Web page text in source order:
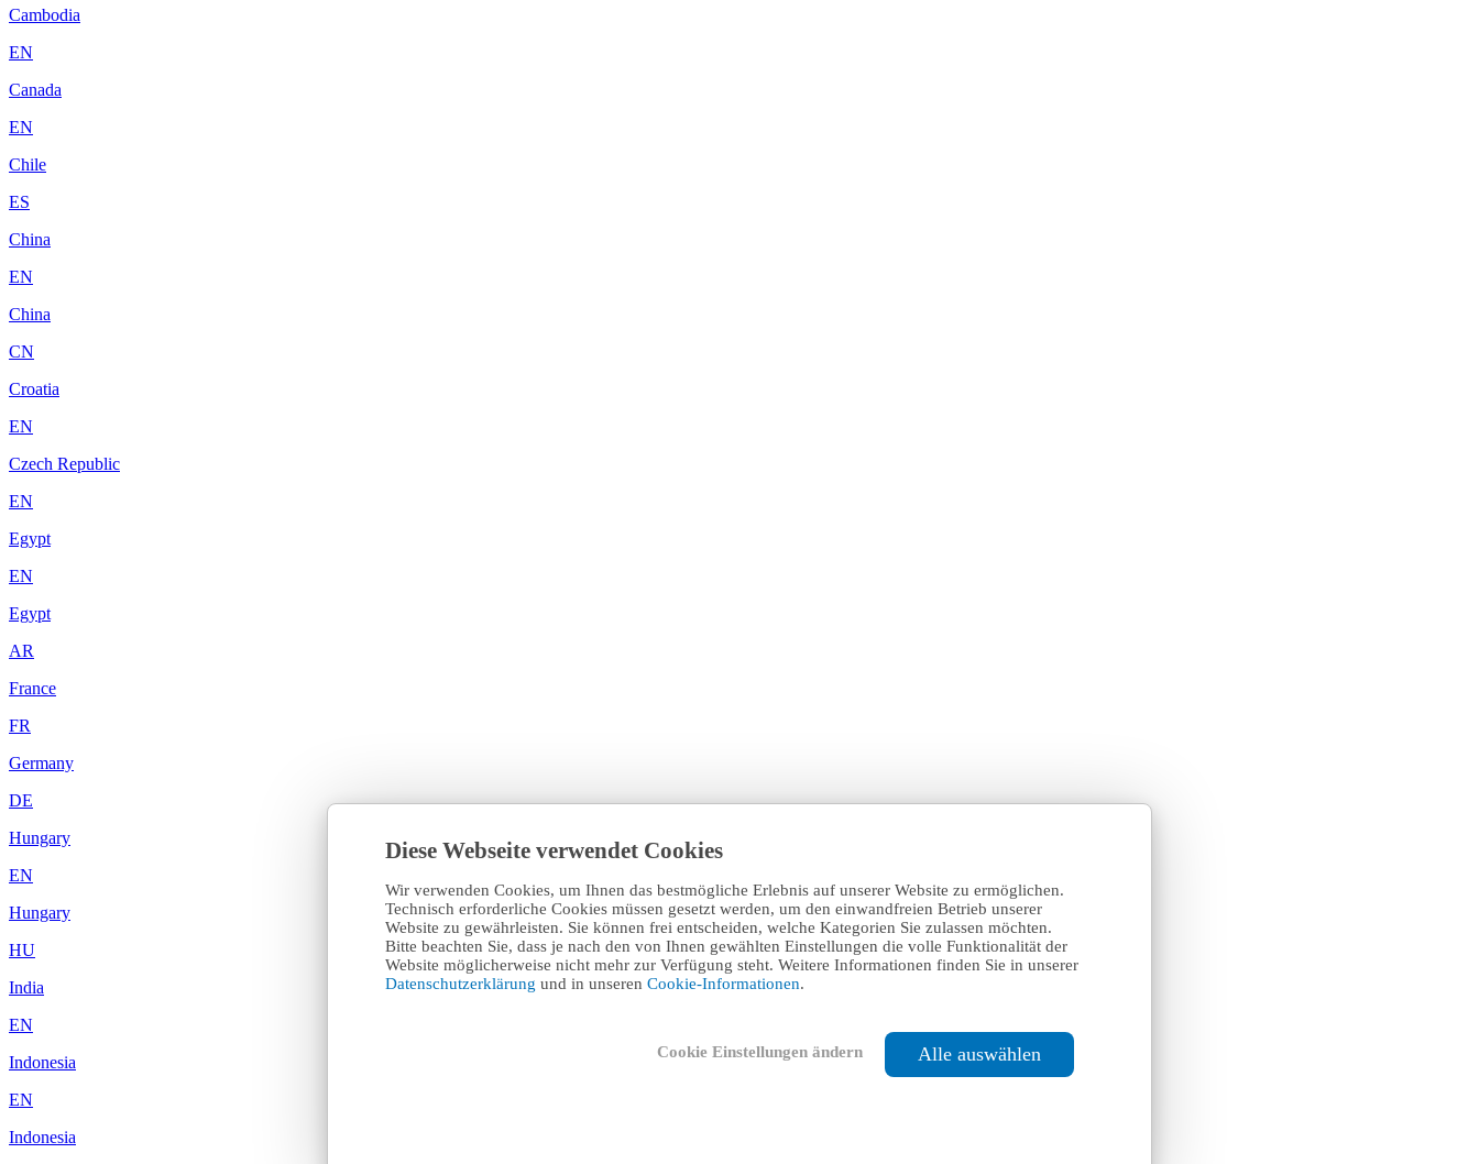
Diese Webseite verwendet Cookies
Wir verwenden Cookies, um Ihnen das bestmögliche Erlebnis auf unserer Website zu ermöglichen.
Technisch erforderliche Cookies müssen gesetzt werden, um den einwandfreien Betrieb unserer
Website zu gewährleisten. Sie können frei entscheiden, welche Kategorien Sie zulassen möchten.
Bitte beachten Sie, dass je nach den von Ihnen gewählten Einstellungen die volle Funktionalität der
Website möglicherweise nicht mehr zur Verfügung steht. Weitere Informationen finden Sie in unserer
Datenschutzerklärung und in unseren Cookie-Informationen.
Cookie Einstellungen ändern Alle auswählen
Cambodia
EN
Canada
EN
Chile
ES
China
EN
China
CN
Croatia
EN
Czech Republic
EN
Egypt
EN
Egypt
AR
France
FR
Germany
DE
Hungary
EN
Hungary
HU
India
EN
Indonesia
EN
Indonesia